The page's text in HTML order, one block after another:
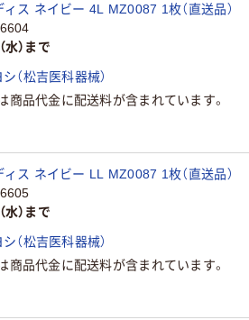
ス ネイビー 4L MZ0087 1枚（直送品）
水）まで
（松吉医科器械）
商品代金に配送料が含まれています。
ス ネイビー LL MZ0087 1枚（直送品）
水）まで
（松吉医科器械）
商品代金に配送料が含まれています。